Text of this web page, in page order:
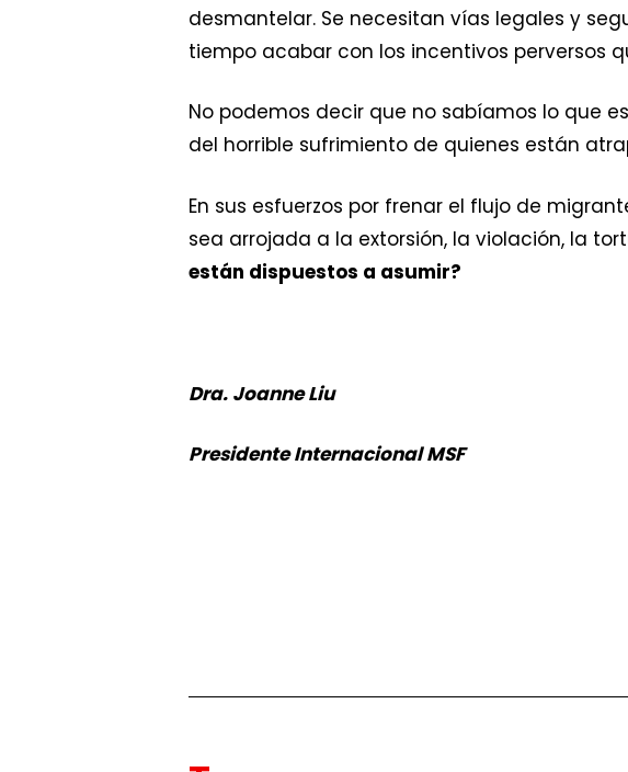
desmantelar. Se necesitan vías legales y
tiempo acabar con los incentivos perversos
No podemos decir que no sabíamos lo que
del horrible sufrimiento de quienes están
En sus esfuerzos por frenar el flujo de
sea arrojada a la extorsión, la violación, la
están dispuestos a asumir?
Dra. Joanne Liu
Presidente Internacional MSF